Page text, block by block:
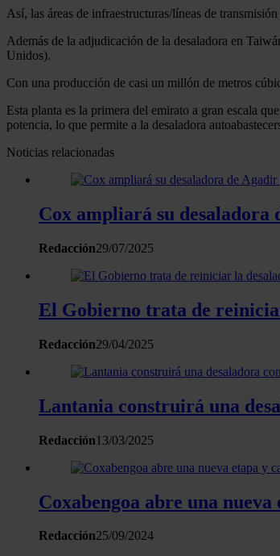
Así, las áreas de infraestructuras/líneas de
Además de la adjudicación de la desaladora en
Unidos).
Con una producción de casi un millón de metros
Esta planta es la primera del emirato a gran escala
potencia, lo que permite a la desaladora
Noticias relacionadas
Cox ampliará su
Redacción29/07/2025
El Gobierno trata de
Redacción29/04/2025
Lantania construirá una
Redacción13/03/2025
Coxabengoa abre una
Redacción25/09/2024